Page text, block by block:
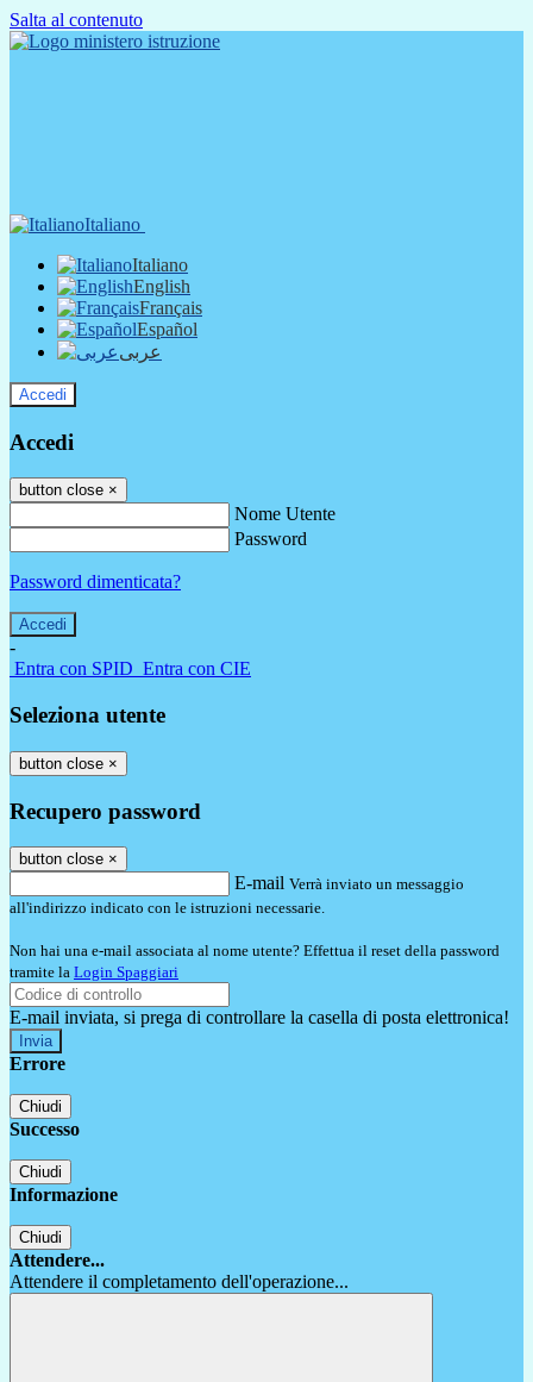
Salta al contenuto
Italiano
Italiano
English
Français
Español
عربى
Accedi
Accedi
button close ×
Nome Utente
Password
Password dimenticata?
-
Entra con SPID Entra con CIE
Seleziona utente
button close ×
Recupero password
button close ×
E-mail Verrà inviato un messaggio
all'indirizzo indicato con le istruzioni necessarie.
Non hai una e-mail associata al nome utente? Effettua il reset della password
tramite la Login Spaggiari
E-mail inviata, si prega di controllare la casella di posta elettronica!
Errore
Chiudi
Successo
Chiudi
Informazione
Chiudi
Attendere...
Attendere il completamento dell'operazione...